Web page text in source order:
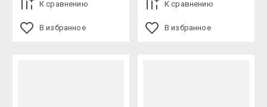
К сравнению
В избранное
К сравнению
В избранное